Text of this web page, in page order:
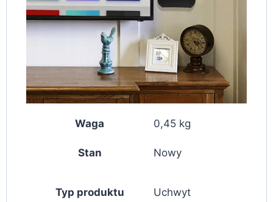
Waga 0,45 kg
Stan Nowy
Typ produktu Uchwyt